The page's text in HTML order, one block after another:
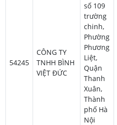
54245
CÔNG TY
TNHH BÌNH
VIỆT ĐỨC
số 109
trường
chinh,
Phường
Phương
Liệt,
Quận
Thanh
Xuân,
Thành
phố Hà
Nội